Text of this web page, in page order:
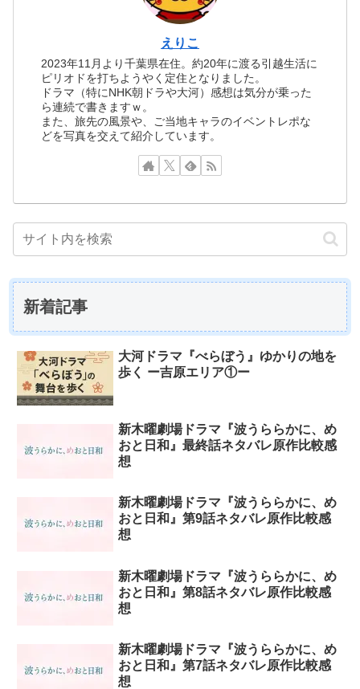
えりこ
2023年11月より千葉県在住。約20年に渡る引越生活に
ピリオドを打ちようやく定住となりました。
ドラマ（特にNHK朝ドラや大河）感想は気分が乗った
ら連続で書きますｗ。
また、旅先の風景や、ご当地キャラのイベントレポな
どを写真を交えて紹介しています。
新着記事
大河ドラマ『べらぼう』ゆかりの地を
歩く ー吉原エリア①ー
新木曜劇場ドラマ『波うららかに、め
おと日和』最終話ネタバレ原作比較感
想
新木曜劇場ドラマ『波うららかに、め
おと日和』第9話ネタバレ原作比較感
想
新木曜劇場ドラマ『波うららかに、め
おと日和』第8話ネタバレ原作比較感
想
新木曜劇場ドラマ『波うららかに、め
おと日和』第7話ネタバレ原作比較感
想